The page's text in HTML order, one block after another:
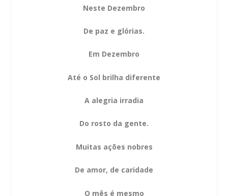
Neste Dezembro
De paz e glórias.
Em Dezembro
Até o Sol brilha diferente
A alegria irradia
Do rosto da gente.
Muitas ações nobres
De amor, de caridade
O mês é mesmo